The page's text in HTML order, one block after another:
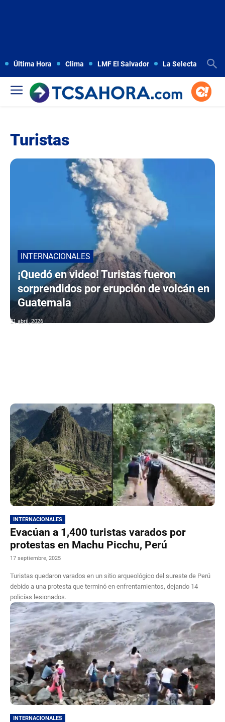
Última Hora Clima LMF El Salvador La Selecta
Turistas
INTERNACIONALES
¡Quedó en video! Turistas fueron
sorprendidos por erupción de volcán en
Guatemala
21 abril, 2026
INTERNACIONALES
Evacúan a 1,400 turistas varados por
protestas en Machu Picchu, Perú
17 septiembre, 2025
Turistas quedaron varados en un sitio arqueológico del sureste de Perú
debido a una protesta que terminó en enfrentamientos, dejando 14
policías lesionados.
INTERNACIONALES